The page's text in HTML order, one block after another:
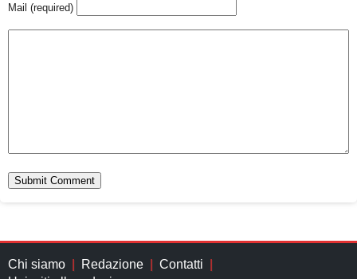
Mail (required)
Chi siamo Redazione
Contatti